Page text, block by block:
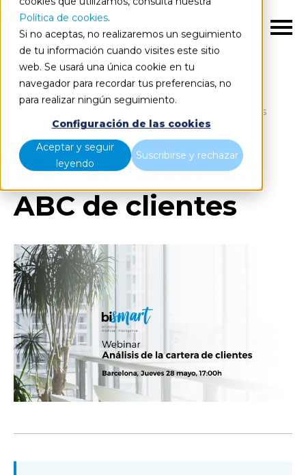
Política de cookies.
Si no aceptas, no realizaremos un seguimiento
de tu información cuando visites este sitio
web. Se usará una única cookie en tu
navegador para recordar tus preferencias, no
para realizar ningún seguimiento.
Configuración de las cookies
Aceptar y seguir
leyendo
Suscribirse y rechazar
ES
Bismart webinar: ABC de clientes
Bismart webinar:
ABC de clientes